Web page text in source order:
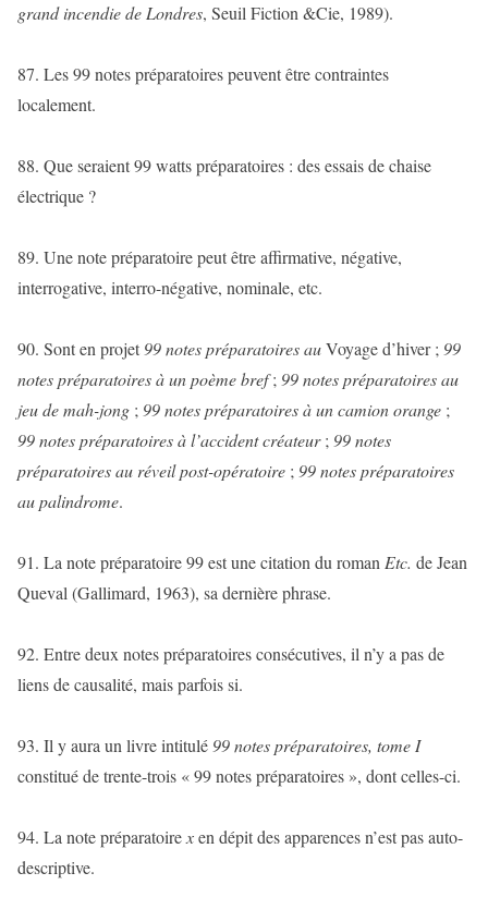
grand incendie de Londres, Seuil Fiction &Cie, 1989).
87. Les 99 notes préparatoires peuvent être contraintes
localement.
88. Que seraient 99 watts préparatoires : des essais de chaise
électrique ?
89. Une note préparatoire peut être affirmative, négative,
interrogative, interro-négative, nominale, etc.
90. Sont en projet 99 notes préparatoires auVoyage d’hiver ; 99
notes préparatoires à un poème bref; 99 notes préparatoires au
jeu de mah-jong ; 99 notes préparatoires à un camion orange ;
99 notes préparatoires à l’accident créateur; 99 notes
préparatoires au réveil post-opératoire ; 99 notes préparatoires
au palindrome.
91. La note préparatoire 99 est une citation du roman Etc. de Jean
Queval (Gallimard, 1963), sa dernière phrase.
92. Entre deux notes préparatoires consécutives, il n’y a pas de
liens de causalité, mais parfois si.
93. Il y aura un livre intitulé 99 notes préparatoires, tome I
constitué de trente-trois « 99 notes préparatoires », dont celles-ci.
94. La note préparatoire xen dépit des apparences n’est pas auto-
descriptive.